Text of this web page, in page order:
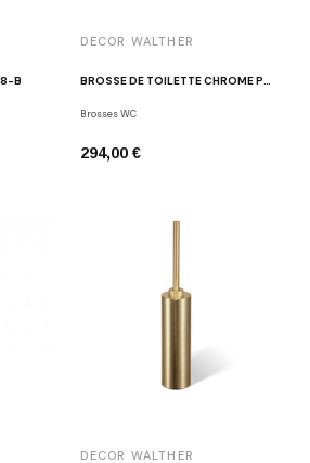
B
DECOR WALTHER
BROSSE DE TOILETTE CHROME POLI BAR SBG
Brosses WC
294,00 €
DECOR WALTHER